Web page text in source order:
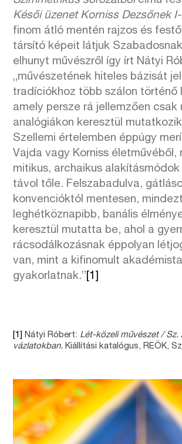
Késői üzenet Korniss Dezsőnek I-
finom átló mentén rajzos és
társító képeit látjuk
elhunyt művészről így írt Nátyi
„művészetének hiteles bázisát
tradíciókhoz több szálon történő
amely persze rá jellemzően csak
analógiákon keresztül
Szellemi értelemben éppúgy
Vajda vagy Korniss életművéből,
mitikus, archaikus
távol tőle. Felszabadulva,
konvencióktól mentesen,
leghétköznapibb, banális
keresztül mutatta be, ahol a
rácsodálkozásnak éppolyan
van, mint a kifinomult
gyakorlatnak.” [1]
[1] Nátyi Róbert: Lét-közeli művészet / Sz.
vázlatokban. Kiállítási katalógus, REÖK,